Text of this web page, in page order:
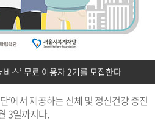
스’ 무료 이용자 2기를 모집한다
’에서 제공하는 신체 및 정신건강 증진
3일까지다.